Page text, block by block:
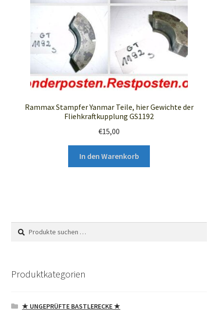
Rammax Stampfer Yanmar Teile, hier Gewichte der
Fliehkraftkupplung GS1192
€15,00
In den Warenkorb
Suchen
nach:
Suchen
Produktkategorien
★ UNGEPRÜFTE BASTLERECKE ★